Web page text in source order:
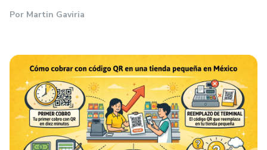
Por Martin Gaviria